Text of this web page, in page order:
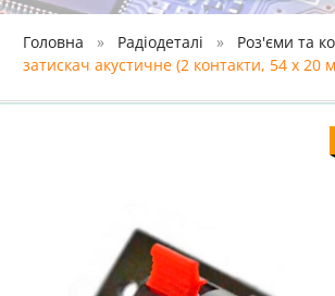
Головна Радіодеталі Роз'єми та
затискач акустичне (2 контакти, 54 х 20